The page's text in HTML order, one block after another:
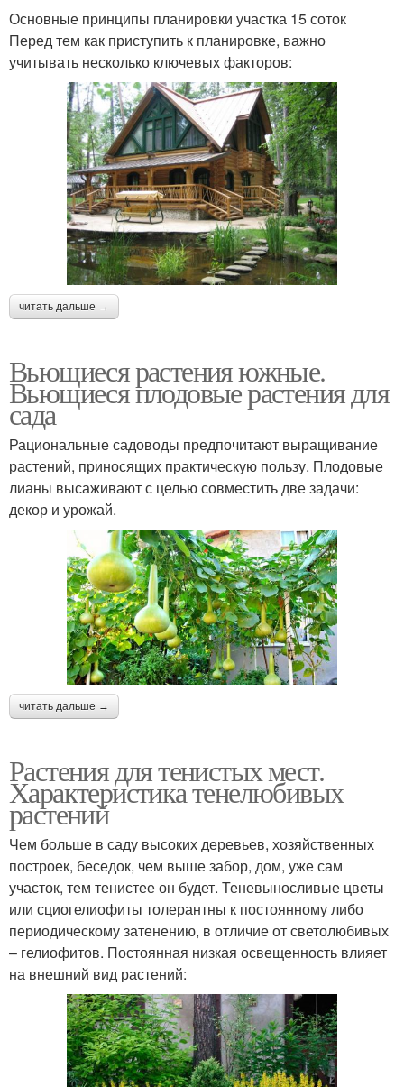
Основные принципы планировки участка 15 соток
Перед тем как приступить к планировке, важно
учитывать несколько ключевых факторов:
читать дальше →
Вьющиеся растения южные.
Вьющиеся плодовые растения для
сада
Рациональные садоводы предпочитают выращивание
растений, приносящих практическую пользу. Плодовые
лианы высаживают с целью совместить две задачи:
декор и урожай.
читать дальше →
Растения для тенистых мест.
Характеристика тенелюбивых
растений
Чем больше в саду высоких деревьев, хозяйственных
построек, беседок, чем выше забор, дом, уже сам
участок, тем тенистее он будет. Теневыносливые цветы
или сциогелиофиты толерантны к постоянному либо
периодическому затенению, в отличие от светолюбивых
– гелиофитов. Постоянная низкая освещенность влияет
на внешний вид растений: